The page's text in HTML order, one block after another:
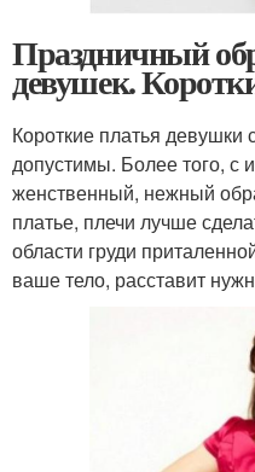
Праздничный
девушек.
Короткие платья
допустимы. Более того, с
женственный, нежный
платье, плечи лучше
области груди
ваше тело, расставит